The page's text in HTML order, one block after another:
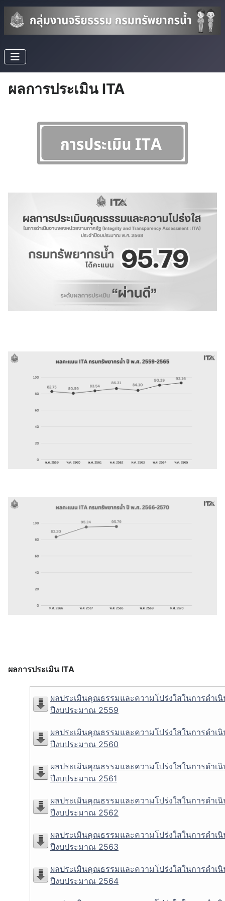
ผลการประเมิน ITA
ผลการประเมิน ITA
ผลประเมินคุณธรรมและความโปร่งใสในการดำเ
ปีงบประมาณ 2559
ผลประเมินคุณธรรมและความโปร่งใสในการดำเ
ปีงบประมาณ 2560
ผลประเมินคุณธรรมและความโปร่งใสในการดำเ
ปีงบประมาณ 2561
ผลประเมินคุณธรรมและความโปร่งใสในการดำเ
ปีงบประมาณ 2562
ผลประเมินคุณธรรมและความโปร่งใสในการดำเ
ปีงบประมาณ 2563
ผลประเมินคุณธรรมและความโปร่งใสในการดำเ
ปีงบประมาณ 2564